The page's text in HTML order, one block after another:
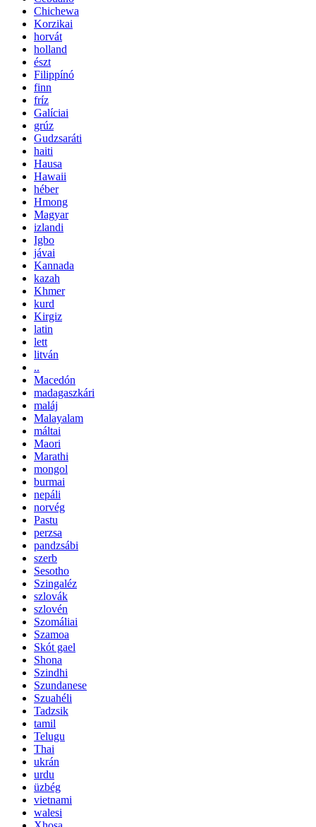
Chichewa
Korzikai
horvát
holland
észt
Filippínó
finn
fríz
Galíciai
grúz
Gudzsaráti
haiti
Hausa
Hawaii
héber
Hmong
Magyar
izlandi
Igbo
jávai
Kannada
kazah
Khmer
kurd
Kirgiz
latin
lett
litván
..
Macedón
madagaszkári
maláj
Malayalam
máltai
Maori
Marathi
mongol
burmai
nepáli
norvég
Pastu
perzsa
pandzsábi
szerb
Sesotho
Szingaléz
szlovák
szlovén
Szomáliai
Szamoa
Skót gael
Shona
Szindhi
Szundanese
Szuahéli
Tadzsik
tamil
Telugu
Thai
ukrán
urdu
üzbég
vietnami
walesi